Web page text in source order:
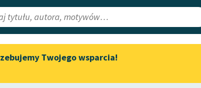
Lektury
Aktualności
Spotkanie z Katarzyną TunkielMapa
Twojego wsparcia!